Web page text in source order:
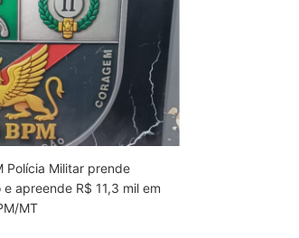
Polícia Militar prende
apreende R$ 11,3 mil em
MT